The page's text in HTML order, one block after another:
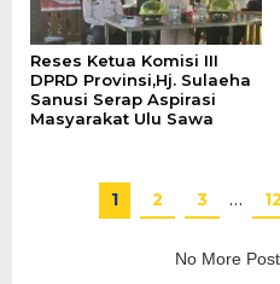
Reses Ketua Komisi III
DPRD Provinsi,Hj. Sulaeha
Sanusi Serap Aspirasi
Masyarakat Ulu Sawa
1 2 3 …
No More